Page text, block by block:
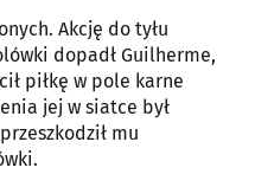
Akcję do tyłu
dopadł Guilherme,
piłkę w pole karne
jej w siatce był
mu